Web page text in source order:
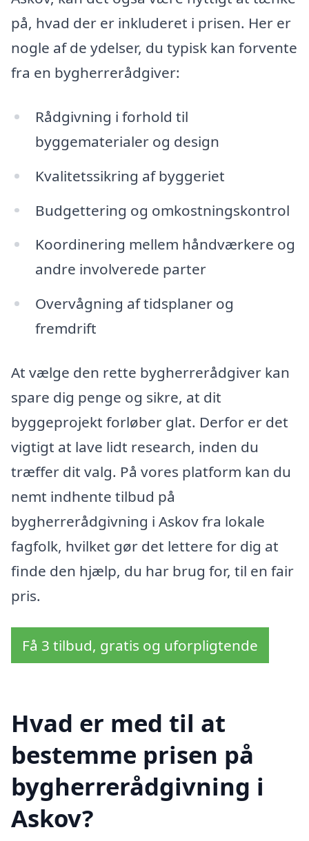
på, hvad der er inkluderet i prisen. Her er
nogle af de ydelser, du typisk kan forvente
fra en bygherrerådgiver:
Rådgivning i forhold til
byggematerialer og design
Kvalitetssikring af byggeriet
Budgettering og omkostningskontrol
Koordinering mellem håndværkere og
andre involverede parter
Overvågning af tidsplaner og
fremdrift
At vælge den rette bygherrerådgiver kan
spare dig penge og sikre, at dit
byggeprojekt forløber glat. Derfor er det
vigtigt at lave lidt research, inden du
træffer dit valg. På vores platform kan du
nemt indhente tilbud på
bygherrerådgivning i Askov fra lokale
fagfolk, hvilket gør det lettere for dig at
finde den hjælp, du har brug for, til en fair
pris.
Få 3 tilbud, gratis og uforpligtende
Hvad er med til at
bestemme prisen på
bygherrerådgivning i
Askov?